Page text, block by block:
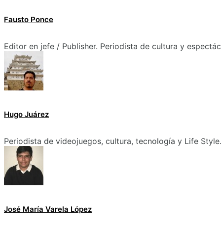
Fausto Ponce
Editor en jefe / Publisher. Periodista de cultura y
Hugo Juárez
Periodista de videojuegos, cultura, tecnología y Life Style.
José María Varela López